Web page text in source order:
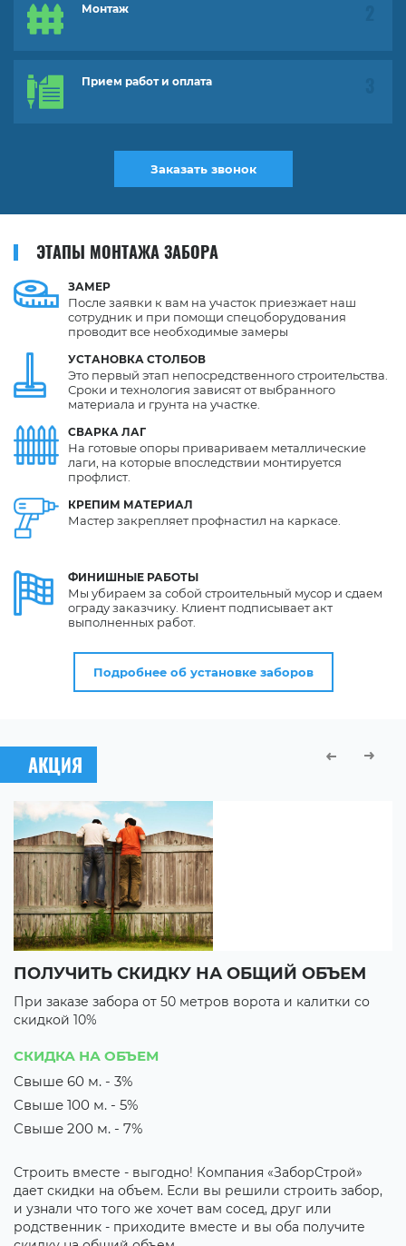
Монтаж
Прием работ и оплата
Заказать звонок
ЭТАПЫ МОНТАЖА ЗАБОРА
ЗАМЕР
УСТАНОВКА СТОЛБОВ
СВАРКА ЛАГ
КРЕПИМ МАТЕРИАЛ
ФИНИШНЫЕ РАБОТЫ
После заявки к вам на участок приезжает наш
сотрудник и при помощи спецоборудования
проводит все необходимые замеры
Это первый этап непосредственного строительства.
Сроки и технология зависят от выбранного
материала и грунта на участке.
На готовые опоры привариваем металлические
лаги, на которые впоследствии монтируется
профлист.
Мастер закрепляет профнастил на каркасе.
Мы убираем за собой строительный мусор и сдаем
ограду заказчику. Клиент подписывает акт
выполненных работ.
Подробнее об установке заборов
АКЦИЯ
ПОЛУЧИТЬ СКИДКУ НА ОБЩИЙ ОБЪЕМ
При заказе забора от 50 метров ворота и калитки со
скидкой 10%
СКИДКА НА ОБЪЕМ
Свыше 60 м. - 3%
Свыше 100 м. - 5%
Свыше 200 м. - 7%
Строить вместе - выгодно! Компания «ЗаборСтрой»
дает скидки на объем. Если вы решили строить забор,
и узнали что того же хочет вам сосед, друг или
родственник - приходите вместе и вы оба получите